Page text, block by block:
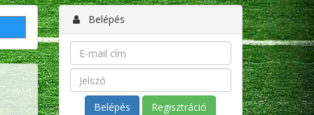
Belépés
Regisztráció